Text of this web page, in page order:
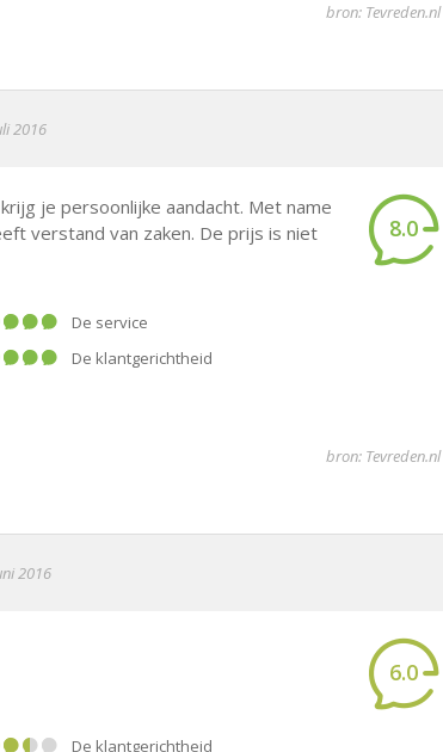
bron: Tevreden.nl
2016
je persoonlijke aandacht. Met name
verstand van zaken. De prijs is niet
8.0
De service
De klantgerichtheid
bron: Tevreden.nl
2016
6.0
De klantgerichtheid